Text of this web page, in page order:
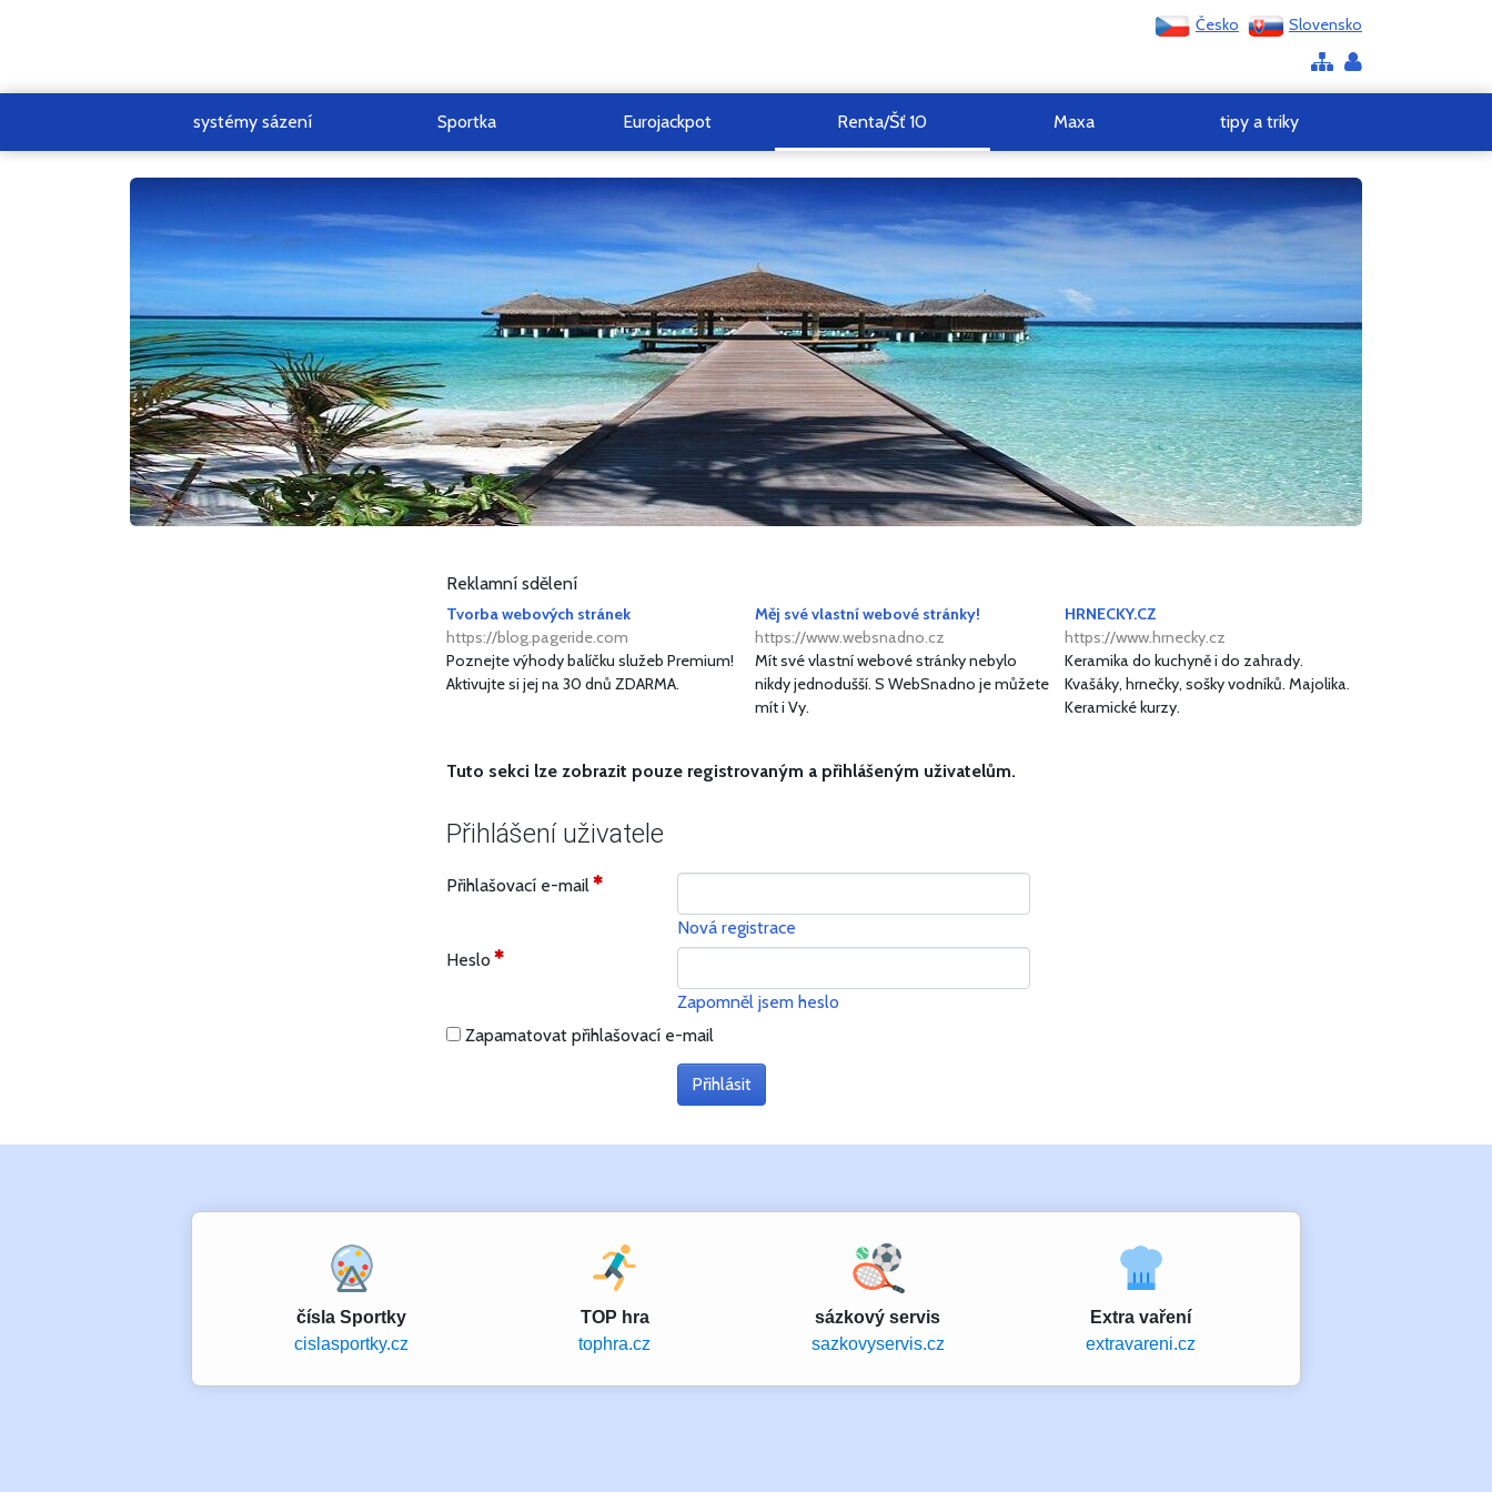
Česko Slovensko
systémy sázení Sportka Eurojackpot Renta/Šť 10 Maxa tipy a triky
Reklamní sdělení
Tvorba webových stránek
https://blog.pageride.com
Poznejte výhody balíčku služeb Premium!
Aktivujte si jej na 30 dnů ZDARMA.
Měj své vlastní webové stránky!
https://www.websnadno.cz
Mít své vlastní webové stránky nebylo
nikdy jednodušší. S WebSnadno je můžete
mít i Vy.
HRNECKY.CZ
https://www.hrnecky.cz
Keramika do kuchyně i do zahrady.
Kvašáky, hrnečky, sošky vodníků. Majolika.
Keramické kurzy.
Tuto sekci lze zobrazit pouze registrovaným a přihlášeným uživatelům.
Přihlášení uživatele
Přihlašovací e-mail
Nová registrace
Heslo
Zapomněl jsem heslo
Zapamatovat přihlašovací e-mail
čísla Sportky
cislasportky.cz
TOP hra
tophra.cz
sázkový servis
sazkovyservis.cz
Extra vaření
extravareni.cz